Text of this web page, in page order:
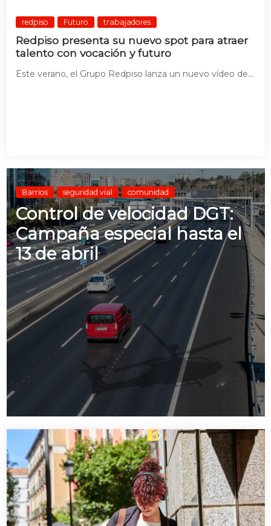
redpiso Futuro trabajadores
Redpiso presenta su nuevo spot para atraer
talento con vocación y futuro
Este verano, el Grupo Redpiso lanza un nuevo vídeo de...
Barrios seguridad vial comunidad
Control de velocidad DGT:
Campaña especial hasta el
13 de abril